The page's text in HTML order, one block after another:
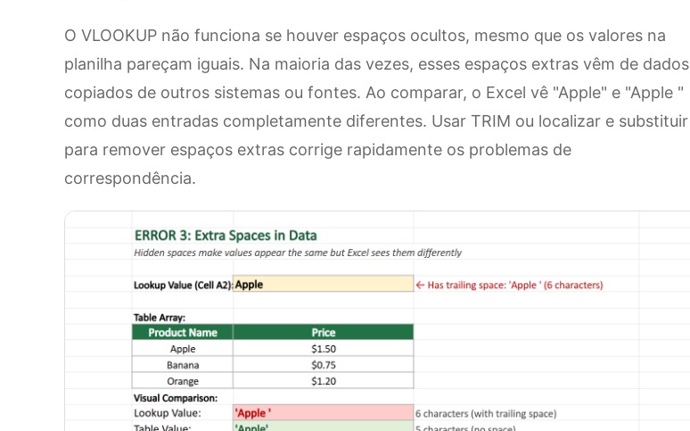
O VLOOKUP não funciona se houver espaços ocultos, mesmo que os valores na
planilha pareçam iguais. Na maioria das vezes, esses espaços extras vêm de dados
copiados de outros sistemas ou fontes. Ao comparar, o Excel vê "Apple" e "Apple "
como duas entradas completamente diferentes. Usar TRIM ou localizar e substituir
para remover espaços extras corrige rapidamente os problemas de
correspondência.